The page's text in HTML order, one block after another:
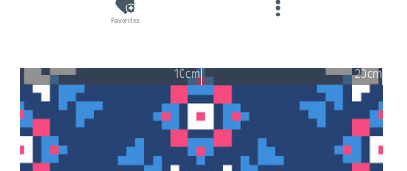
Favorites
10cm 20cm